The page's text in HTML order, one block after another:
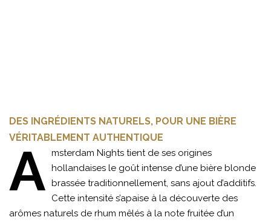
DES INGRÉDIENTS NATURELS, POUR UNE BIÈRE
VÉRITABLEMENT AUTHENTIQUE
A msterdam Nights tient de ses origines
hollandaises le goût intense d’une bière blonde
brassée traditionnellement, sans ajout d’additifs.
Cette intensité s’apaise à la découverte des
arômes naturels de rhum mêlés à la note fruitée d’un